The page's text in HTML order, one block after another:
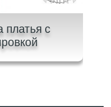
платья с